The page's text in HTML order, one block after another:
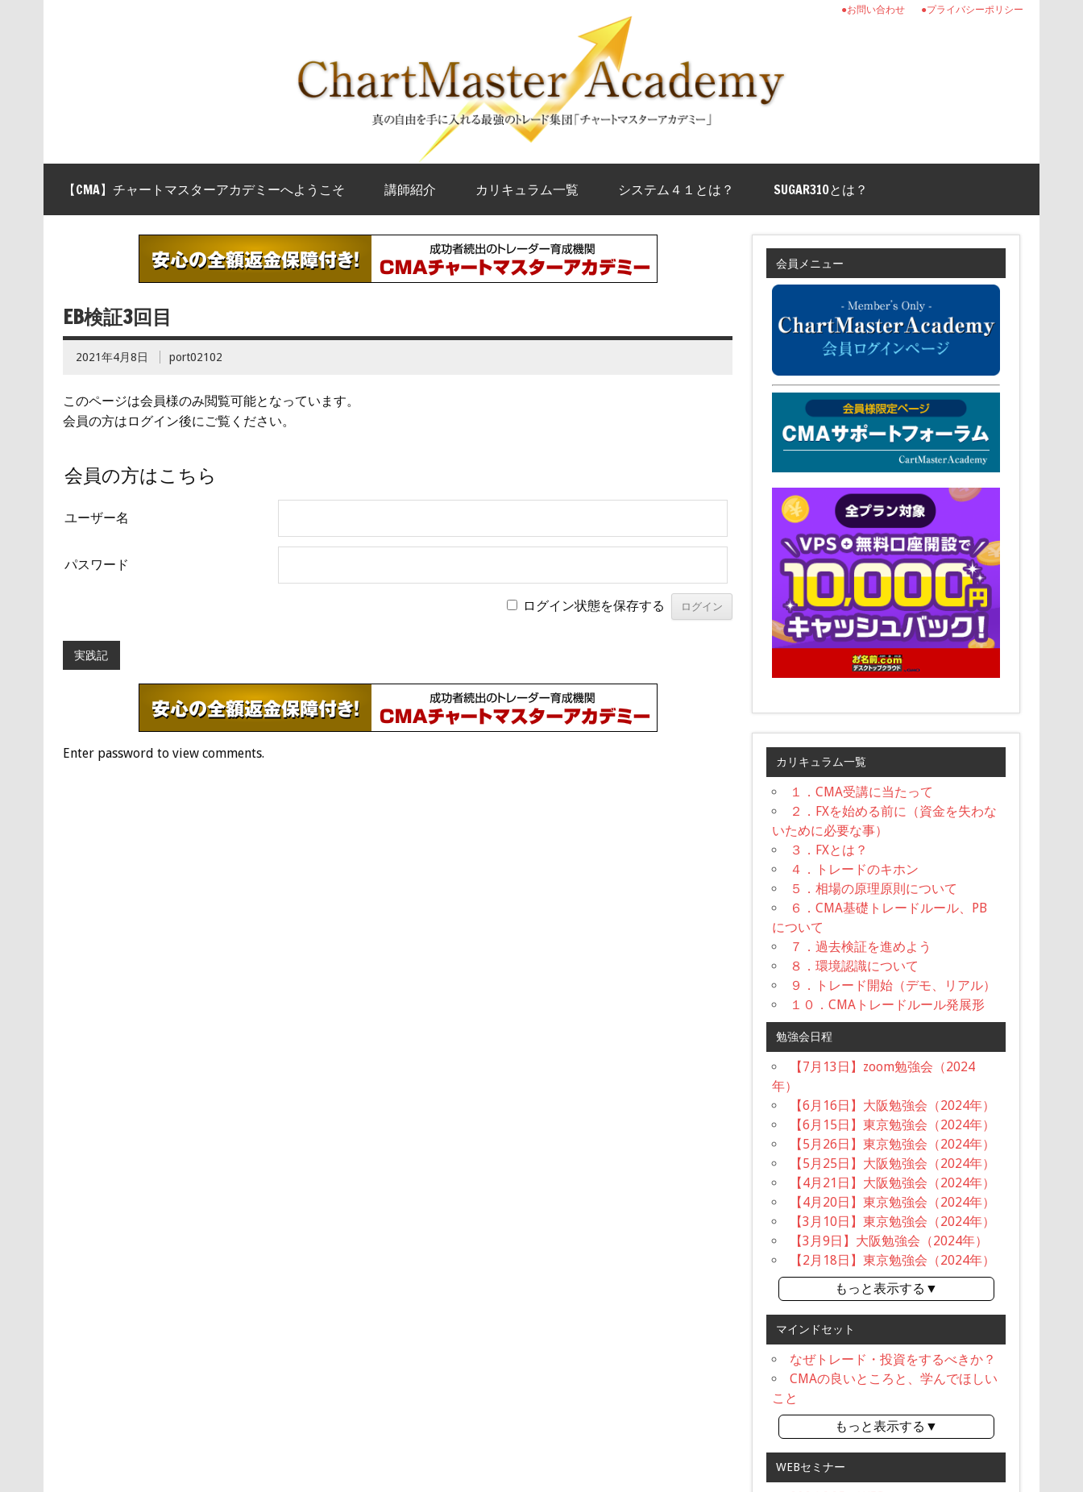
●プライバシーポリシー
●お問い合わせ
【CMA】チャートマスターアカデミーへようこそ 講師紹介 カリキュラム一覧 システム４１とは？ SUGAR310とは？
EB検証3回目
2021年4月8日 port02102
このページは会員様のみ閲覧可能となっています。
会員の方はログイン後にご覧ください。
会員の方はこちら
ユーザー名
パスワード
ログイン状態を保存する
実践記
Enter password to view comments.
会員メニュー
カリキュラム一覧
１．CMA受講に当たって
２．FXを始める前に（資金を失わな
いために必要な事）
３．FXとは？
４．トレードのキホン
５．相場の原理原則について
６．CMA基礎トレードルール、PB
について
７．過去検証を進めよう
８．環境認識について
９．トレード開始（デモ、リアル）
１０．CMAトレードルール発展形
勉強会日程
【7月13日】zoom勉強会（2024
年）
【6月16日】大阪勉強会（2024年）
【6月15日】東京勉強会（2024年）
【5月26日】東京勉強会（2024年）
【5月25日】大阪勉強会（2024年）
【4月21日】大阪勉強会（2024年）
【4月20日】東京勉強会（2024年）
【3月10日】東京勉強会（2024年）
【3月9日】大阪勉強会（2024年）
【2月18日】東京勉強会（2024年）
もっと表示する▼
マインドセット
なぜトレード・投資をするべきか？
CMAの良いところと、学んでほしい
こと
もっと表示する▼
WEBセミナー